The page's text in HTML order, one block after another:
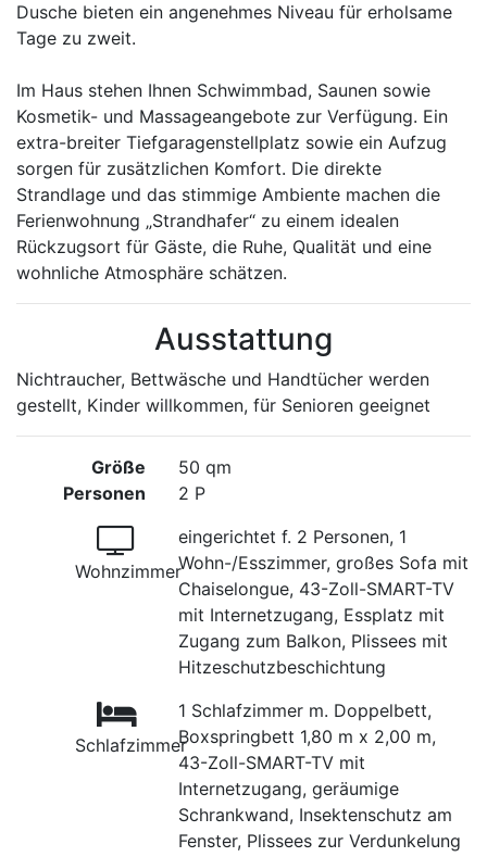
Dusche bieten ein angenehmes Niveau für erholsame
Tage zu zweit.
Im Haus stehen Ihnen Schwimmbad, Saunen sowie
Kosmetik- und Massageangebote zur Verfügung. Ein
extra-breiter Tiefgaragenstellplatz sowie ein Aufzug
sorgen für zusätzlichen Komfort. Die direkte
Strandlage und das stimmige Ambiente machen die
Ferienwohnung „Strandhafer“ zu einem idealen
Rückzugsort für Gäste, die Ruhe, Qualität und eine
wohnliche Atmosphäre schätzen.
Ausstattung
Nichtraucher, Bettwäsche und Handtücher werden
gestellt, Kinder willkommen, für Senioren geeignet
Größe
Personen
50 qm
2 P
Wohnzimmer
eingerichtet f. 2 Personen, 1
Wohn-/Esszimmer, großes Sofa mit
Chaiselongue, 43-Zoll-SMART-TV
mit Internetzugang, Essplatz mit
Zugang zum Balkon, Plissees mit
Hitzeschutzbeschichtung
Schlafzimmer
1 Schlafzimmer m. Doppelbett,
Boxspringbett 1,80 m x 2,00 m,
43-Zoll-SMART-TV mit
Internetzugang, geräumige
Schrankwand, Insektenschutz am
Fenster, Plissees zur Verdunkelung